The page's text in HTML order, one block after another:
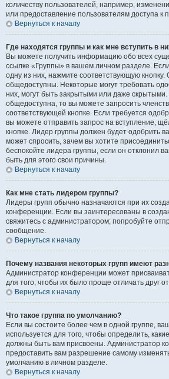
количеству пользователей, например,
или предоставление пользователям доступа
Вернуться к началу
Где находятся группы и как мне вступить в
Вы можете получить информацию обо всех
ссылке «Группы» в вашем личном разделе.
одну из них, нажмите соответствующую кнопку.
общедоступны. Некоторые могут требовать
них, могут быть закрытыми или даже скрытыми.
общедоступна, то вы можете запросить
соответствующей кнопке. Если требуется
вы можете отправить запрос на вступление,
кнопке. Лидер группы должен будет одобрить
может спросить, зачем вы хотите
беспокойте лидера группы, если он отклонил
быть для этого свои причины.
Вернуться к началу
Как мне стать лидером группы?
Лидеры групп обычно назначаются при их
конференции. Если вы заинтересованы в
свяжитесь с администратором; попробуйте
сообщение.
Вернуться к началу
Почему названия некоторых групп имеют
Администратор конференции может
для того, чтобы их было проще отличать друг
Вернуться к началу
Что такое группа по умолчанию?
Если вы состоите более чем в одной группе,
используется для того, чтобы определить,
должны быть вам присвоены. Администратор
предоставить вам разрешение самому
умолчанию в личном разделе.
Вернуться к началу